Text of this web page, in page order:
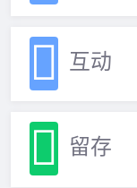
互动
留存